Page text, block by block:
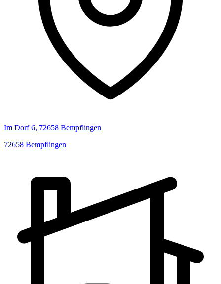
Im Dorf 6, 72658 Bempflingen
72658 Bempflingen